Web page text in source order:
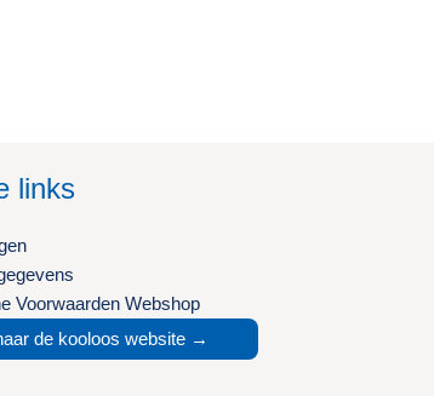
links
Voorwaarden Webshop
de kooloos website →